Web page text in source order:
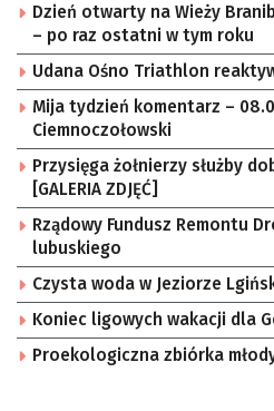
Dzień otwarty na Wieży
– po raz ostatni w tym roku
Udana Ośno Triathlon
Mija tydzień komentarz –
Ciemnoczołowski
Przysięga żołnierzy służby
[GALERIA ZDJĘĆ]
Rządowy Fundusz Remontu
lubuskiego
Czysta woda w Jeziorze
Koniec ligowych wakacji dla
Proekologiczna zbiórka